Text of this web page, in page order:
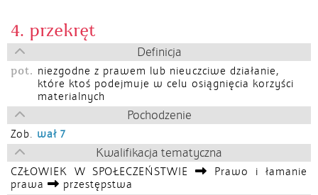
4. przekręt
Definicja
pot. niezgodne z prawem lub nieuczciwe działanie,
które ktoś podejmuje w celu osiągnięcia korzyści
materialnych
Pochodzenie
Zob. wał 7
Kwalifikacja tematyczna
CZŁOWIEK W SPOŁECZEŃSTWIE
Prawo i łamanie
prawa
przestępstwa